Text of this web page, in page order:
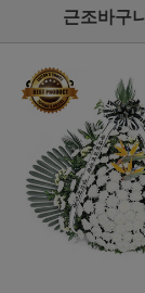
근조바구